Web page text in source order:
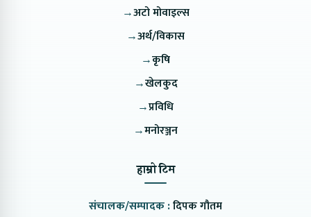
→अटो मोवाइल्स
→अर्थ/विकास
→कृषि
→खेलकुद
→प्रविधि
→मनोरञ्जन
हाम्रो टिम
संचालक/सम्पादक :दिपक गौतम